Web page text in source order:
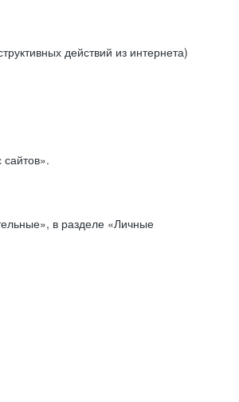
действий из интернета)
в разделе «Личные